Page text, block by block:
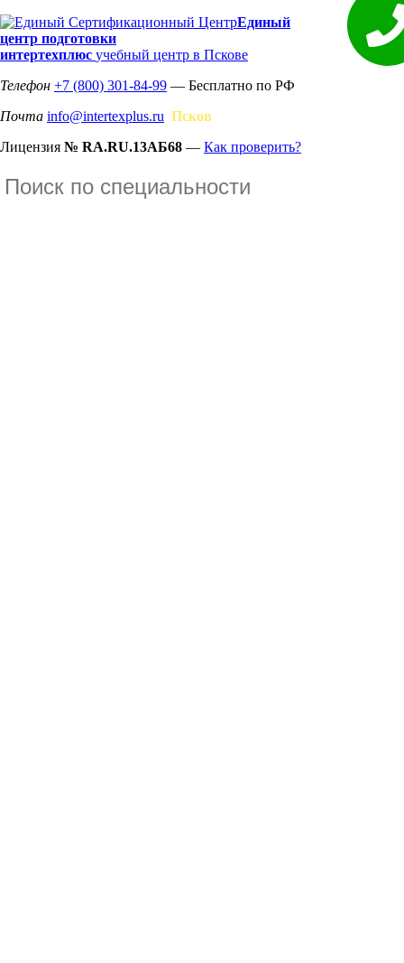
Единый
центр подготовки
интертехплюс учебный центр в Пскове
Телефон +7 (800) 301-84-99 — Бесплатно по РФ
Почта info@intertexplus.ru Псков
Лицензия № RA.RU.13АБ68 — Как проверить?